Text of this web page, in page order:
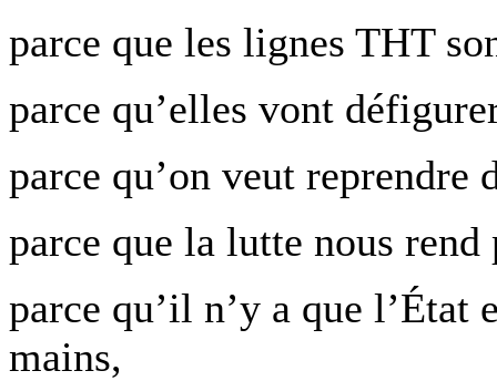
parce que les lignes THT
parce qu’elles vont
parce qu’on veut reprendre
parce que la lutte nous
parce qu’il n’y a que l’État
mains,